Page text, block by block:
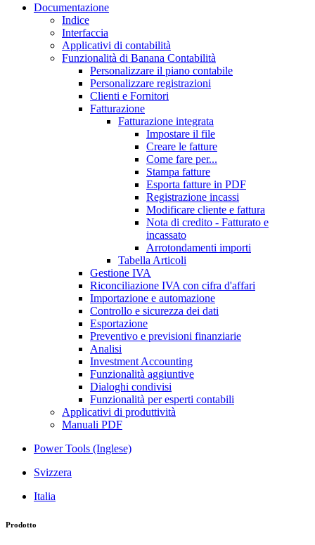
Documentazione
Indice
Interfaccia
Applicativi di contabilità
Funzionalità di Banana Contabilità
Personalizzare il piano contabile
Personalizzare registrazioni
Clienti e Fornitori
Fatturazione
Fatturazione integrata
Impostare il file
Creare le fatture
Come fare per...
Stampa fatture
Esporta fatture in PDF
Registrazione incassi
Modificare cliente e fattura
Nota di credito - Fatturato e
incassato
Arrotondamenti importi
Tabella Articoli
Gestione IVA
Riconciliazione IVA con cifra d'affari
Importazione e automazione
Controllo e sicurezza dei dati
Esportazione
Preventivo e previsioni finanziarie
Analisi
Investment Accounting
Funzionalità aggiuntive
Dialoghi condivisi
Funzionalità per esperti contabili
Applicativi di produttività
Manuali PDF
Power Tools (Inglese)
Svizzera
Italia
Prodotto